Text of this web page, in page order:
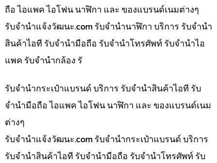
ถือ ไอแพค ไอโฟน นาฬิกา และ ของแบรนด์เนมต่างๆ
รับจํานําแจ้งวัฒนะ.com รับจำนำนาฬิกา บริการ รับจำนำ
สินค้าไอที รับจำนำมือถือ รับจำนำโทรศัพท์ รับจำนำไอ
แพค รับจำนำกล้อง รั
รับจำนำกระเป๋าแบรนด์ บริการ รับจำนำสินค้าไอที รับ
จำนำมือถือ ไอแพค ไอโฟน นาฬิกา และ ของแบรนด์เนม
ต่างๆ
รับจํานําแจ้งวัฒนะ.com รับจำนำกระเป๋าแบรนด์ บริการ
รับจำนำสินค้าไอที รับจำนำมือถือ รับจำนำโทรศัพท์ รับ